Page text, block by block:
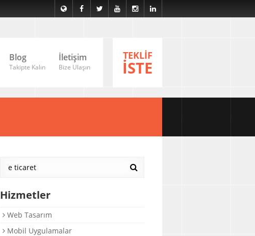
Blog
Takipte Kalın
İletişim
Bize Ulaşın
TEKLİF
İSTE
Hizmetler
Web Tasarım
Mobil Uygulamalar